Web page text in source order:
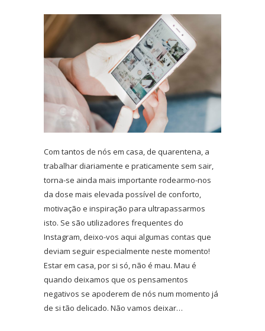
Com tantos de nós em casa, de quarentena, a
trabalhar diariamente e praticamente sem sair,
torna-se ainda mais importante rodearmo-nos
da dose mais elevada possível de conforto,
motivação e inspiração para ultrapassarmos
isto. Se são utilizadores frequentes do
Instagram, deixo-vos aqui algumas contas que
deviam seguir especialmente neste momento!
Estar em casa, por si só, não é mau. Mau é
quando deixamos que os pensamentos
negativos se apoderem de nós num momento já
de si tão delicado. Não vamos deixar…